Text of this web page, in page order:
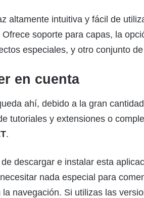
altamente intuitiva y fácil de
Ofrece soporte para capas, la
especiales, y otro conjunto
en cuenta
ahí, debido a la gran
tutoriales y extensiones o
.
descargar e instalar esta
nada especial para
la navegación. Si utilizas las